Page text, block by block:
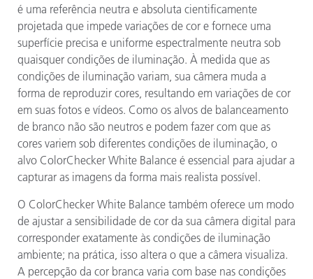
é uma referência neutra e absoluta cientificamente
projetada que impede variações de cor e fornece uma
superfície precisa e uniforme espectralmente neutra sob
quaisquer condições de iluminação. À medida que as
condições de iluminação variam, sua câmera muda a
forma de reproduzir cores, resultando em variações de cor
em suas fotos e vídeos. Como os alvos de balanceamento
de branco não são neutros e podem fazer com que as
cores variem sob diferentes condições de iluminação, o
alvo ColorChecker White Balance é essencial para ajudar a
capturar as imagens da forma mais realista possível.
O ColorChecker White Balance também oferece um modo
de ajustar a sensibilidade de cor da sua câmera digital para
corresponder exatamente às condições de iluminação
ambiente; na prática, isso altera o que a câmera visualiza.
A percepção da cor branca varia com base nas condições